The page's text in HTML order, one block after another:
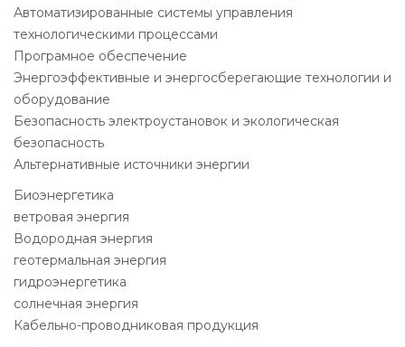
Автоматизированные системы управления
технологическими процессами
Програмное обеспечение
Энергоэффективные и энергосберегающие технологии и
оборудование
Безопасность электроустановок и экологическая
безопасность
Альтернативные источники энергии
Биоэнергетика
ветровая энергия
Водородная энергия
геотермальная энергия
гидроэнергетика
солнечная энергия
Кабельно-проводниковая продукция